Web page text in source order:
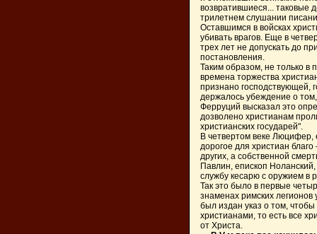
возвратившиеся... таковые
трилетнем слушании
Оставшимся в войсках
убивать врагов. Еще в
трех лет не допускать до
постановления.
Таким образом, не только в
времена торжества
признано господствующей,
держалось убеждение о
Ферруций высказал это
дозволено христианам
христианских государей".
В четвертом веке Люцифер,
дорогое для христиан
других, а собственной
Павлин, епископ
службу кесарю с оружием в
Так это было в первые
знаменах римских
был издан указ о том,
христианами, то есть все
от Христа.